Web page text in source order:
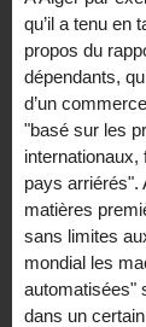
qu’il a tenu en
propos du
dépendants,
d’un
"basé sur les
internationaux,
pays arriérés".
matières
sans limites
mondial les
automatisées"
dans un